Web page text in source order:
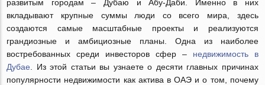
развитым городам – Дубаю и Абу-Даби. Именно в них
вкладывают крупные суммы люди со всего мира, здесь
создаются самые масштабные проекты и реализуются
грандиозные и амбициозные планы. Одна из наиболее
востребованных среди инвесторов сфер – недвижимость в
Дубае . Из этой статьи вы узнаете о десяти главных причинах
популярности недвижимости как актива в ОАЭ и о том, почему